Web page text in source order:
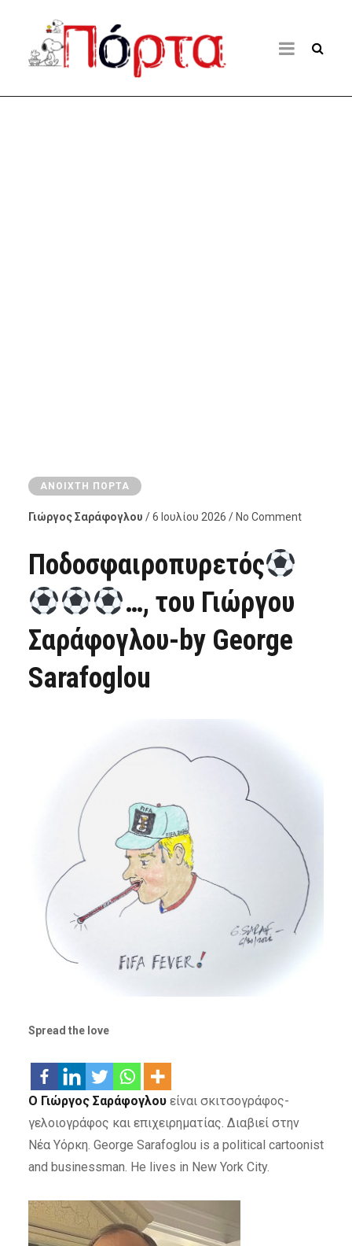
ΑΝΟΙΧΤΉ ΠΌΡΤΑ
Γιώργος Σαράφογλου / 6 Ιουλίου 2026 / No Comment
Ποδοσφαιροπυρετός
…, του Γιώργου
Σαράφογλου-by George
Sarafoglou
Spread the love
Ο Γιώργος Σαράφογλουείναι σκιτσογράφος-
γελοιογράφος και επιχειρηματίας. Διαβιεί στην
Νέα Υόρκη. George Sarafoglou is a political cartoonist
and businessman. He lives in New York City.